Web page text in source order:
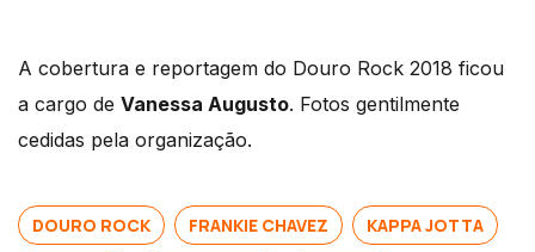
A cobertura e reportagem do Douro Rock 2018 ficou
a cargo de Vanessa Augusto. Fotos gentilmente
cedidas pela organização.
DOURO ROCK FRANKIE CHAVEZ KAPPA JOTTA